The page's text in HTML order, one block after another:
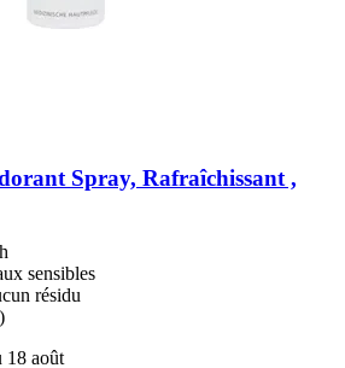
Spray, Rafraîchissant ,
sensibles
résidu
18 août